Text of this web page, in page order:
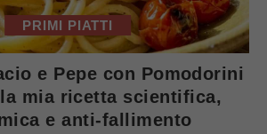
PRIMI PIATTI
e Pepe con Pomodorini
mia ricetta scientifica,
e anti-fallimento